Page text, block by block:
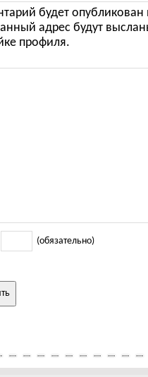
будет опубликован
адрес будут
профиля.
(обязательно)